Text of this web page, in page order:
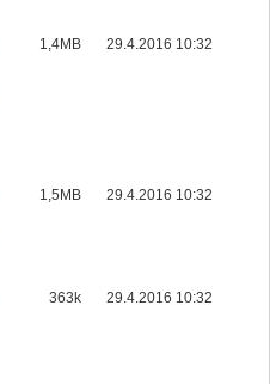
1,4MB 29.4.2016 10:32
1,5MB 29.4.2016 10:32
363k 29.4.2016 10:32